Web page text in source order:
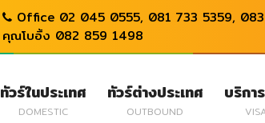
Office 02 045 0555, 081 733 5359,
คุณโบอิ้ง 082 859 1498
ทัวร์ในประเทศ
DOMESTIC
ทัวร์ต่างประเทศ
OUTBOUND
บริกา